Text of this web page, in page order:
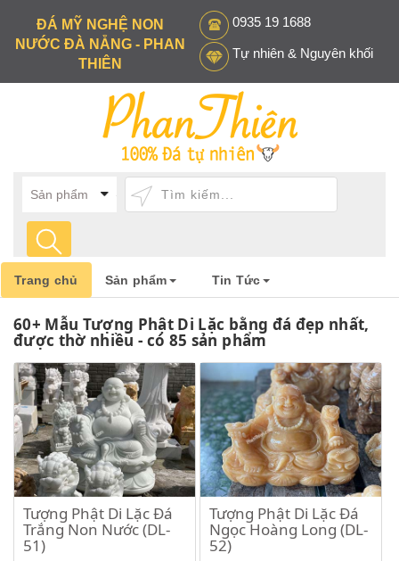
ĐÁ MỸ NGHỆ NON
NƯỚC ĐÀ NẴNG - PHAN
THIÊN
0935 19 1688
Tự nhiên & Nguyên khối
Trang chủ Sản phẩm Tin Tức
60+ Mẫu Tượng Phật Di Lặc bằng đá đẹp nhất,
được thờ nhiều - có 85 sản phẩm
Tượng Phật Di Lặc Đá
Trắng Non Nước (DL-
51)
Tượng Phật Di Lặc Đá
Ngọc Hoàng Long (DL-
52)